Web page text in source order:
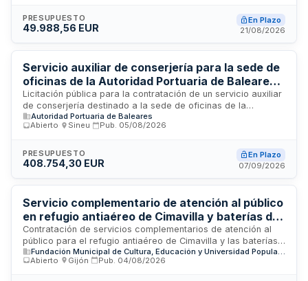
espectáculos. El contrato tiene por finalidad asegurar el
correcto desarrollo de las actividades culturales
recepción de asistentes, la correcta validación de entradas,
el cumplimiento de límites de aforo y el funcionamiento de la
iluminación en todos los eventos.
PRESUPUESTO
49.988,56 EUR
En Plazo
21/08/2026
Servicio auxiliar de conserjería para la sede de
oficinas de la Autoridad Portuaria de Baleares
en Palma
Licitación pública para la contratación de un servicio auxiliar
de conserjería destinado a la sede de oficinas de la
Autoridad Portuaria de Baleares ubicada en el puerto de
Palma. El servicio incluye labores de recepción, vigilancia,
las dependencias administrativas del organismo portuario. Se
trata de un contrato de servicios de carácter continuo cuya
conserje y mantenimiento de espacios públicos.
Autoridad Portuaria de Baleares
Abierto
Sineu Pub. 05/08/2026
PRESUPUESTO
408.754,30 EUR
En Plazo
07/09/2026
Servicio complementario de atención al público
en refugio antiaéreo de Cimavilla y baterías de
costa de Gijón
Contratación de servicios complementarios de atención al
público para el refugio antiaéreo de Cimavilla y las baterías
de costa de Gijón, equipamientos dependientes de la
Fundación Municipal de Cultura, Educación y Universidad
Abierto
Gijón Pub. 04/08/2026